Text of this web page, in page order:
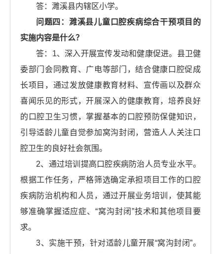
答：濉溪县内辖区小学。
问题四：濉溪县儿童口腔疾病综合干预项目的
实施内容是什么？
答：1、深入开展宣传发动和健康促进。县卫健
委部门会同教育、广电等部门，结合健康口腔促成
长项目，通过发放健康教育材料、宣传画以及群众
喜闻乐见的形式，开展深入的健康教育，培养良好
的口腔卫生习惯，掌握基本的口腔预防保健知识，
引导适龄儿童自觉参加窝沟封闭，营造人人关注口
腔卫生的良好社会氛围。
2、通过培训提高口腔疾病防治人员专业水平。
根据工作任务，严格筛选确定承担项目工作的口腔
疾病防治机构和人员，通过开展业务培训，使其能
够准确掌握适应症、“窝沟封闭”技术和其他项目要
求。
3、实施干预，针对适龄儿童开展“窝沟封闭”。